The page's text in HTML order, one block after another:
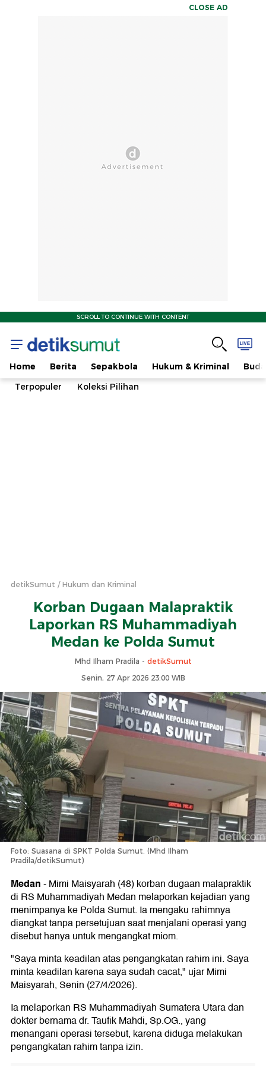
CLOSE AD
SCROLL TO CONTINUE WITH CONTENT
Home Berita Sepakbola Hukum & Kriminal
Terpopuler
Koleksi Pilihan
detikSumut Hukum dan Kriminal
Korban Dugaan Malapraktik
Laporkan RS Muhammadiyah
Medan ke Polda Sumut
Mhd Ilham Pradila - detikSumut
Senin, 27 Apr 2026 23:00 WIB
Foto: Suasana di SPKT Polda Sumut. (Mhd Ilham
Pradila/detikSumut)
Medan-Mimi Maisyarah (48) korban dugaan malapraktik
di RS Muhammadiyah Medan melaporkan kejadian yang
menimpanya ke Polda Sumut. Ia mengaku rahimnya
diangkat tanpa persetujuan saat menjalani operasi yang
disebut hanya untuk mengangkat miom.
"Saya minta keadilan atas pengangkatan rahim ini. Saya
minta keadilan karena saya sudah cacat," ujar Mimi
Maisyarah, Senin (27/4/2026).
Ia melaporkan RS Muhammadiyah Sumatera Utara dan
dokter bernama dr. Taufik Mahdi, Sp.OG., yang
menangani operasi tersebut, karena diduga melakukan
pengangkatan rahim tanpa izin.